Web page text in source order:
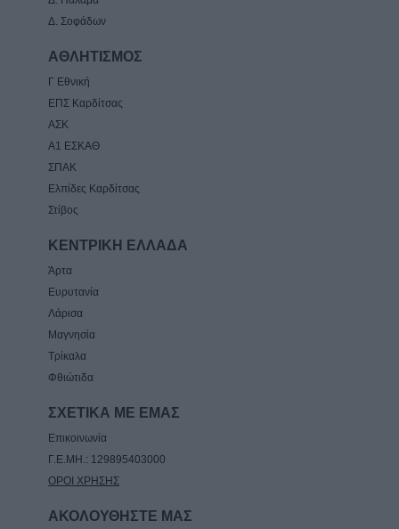
Δ. Σοφάδων
ΑΘΛΗΤΙΣΜΟΣ
Γ Εθνική
ΕΠΣ Καρδίτσας
ΑΣΚ
Α1 ΕΣΚΑΘ
ΣΠΑΚ
Ελπίδες Καρδίτσας
Στίβος
ΚΕΝΤΡΙΚΗ ΕΛΛΑΔΑ
Άρτα
Ευρυτανία
Λάρισα
Μαγνησία
Τρίκαλα
Φθιώτιδα
ΣΧΕΤΙΚΑ ΜΕ ΕΜΑΣ
Επικοινωνία
Γ.Ε.ΜΗ.: 129895403000
ΟΡΟΙ ΧΡΗΣΗΣ
ΑΚΟΛΟΥΘΗΣΤΕ ΜΑΣ